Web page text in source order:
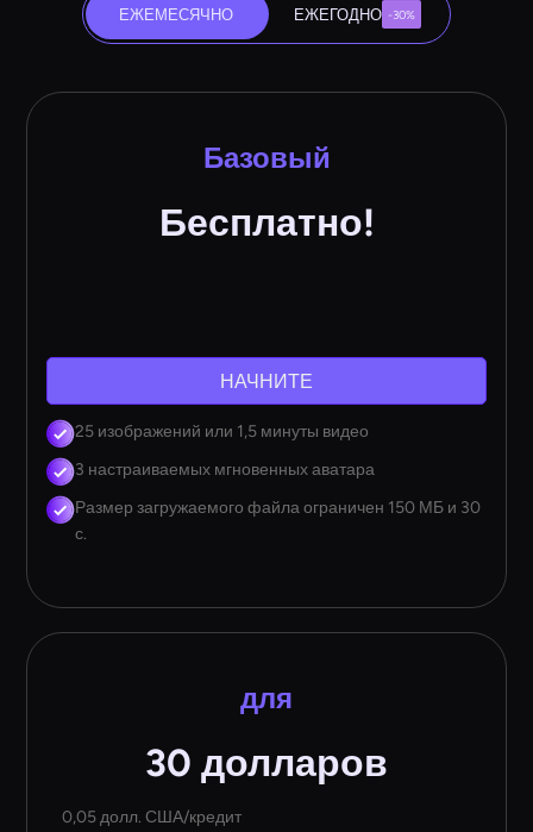
ЕЖЕМЕСЯЧНО ЕЖЕГОДНО -30%
Базовый
Бесплатно!
НАЧНИТЕ
25 изображений или 1,5 минуты видео
3 настраиваемых мгновенных аватара
Размер загружаемого файла ограничен 150 МБ и 30
с.
для
30 долларов
0,05 долл. США/кредит